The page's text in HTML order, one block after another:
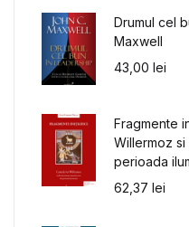
Drumul cel
Maxwell
43,00 lei
Fragmente
Willermoz
perioada
62,37 lei